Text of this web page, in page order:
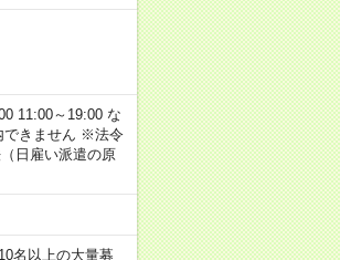
11:00～19:00 な
できません ※法令
日雇い派遣の原
名以上の大量募